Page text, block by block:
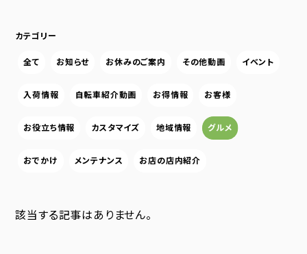
カテゴリー
全て お知らせ お休みのご案内 その他動画 イベント
入荷情報 自転車紹介動画 お得情報 お客様
お役立ち情報 カスタマイズ 地域情報 グルメ
おでかけ メンテナンス お店の店内紹介
該当する記事はありません。